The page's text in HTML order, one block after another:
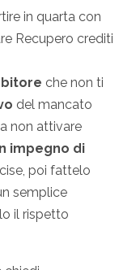
in quarta con
Recupero crediti
che non ti
del mancato
non attivare
impegno di
poi fattelo
semplice
il rispetto